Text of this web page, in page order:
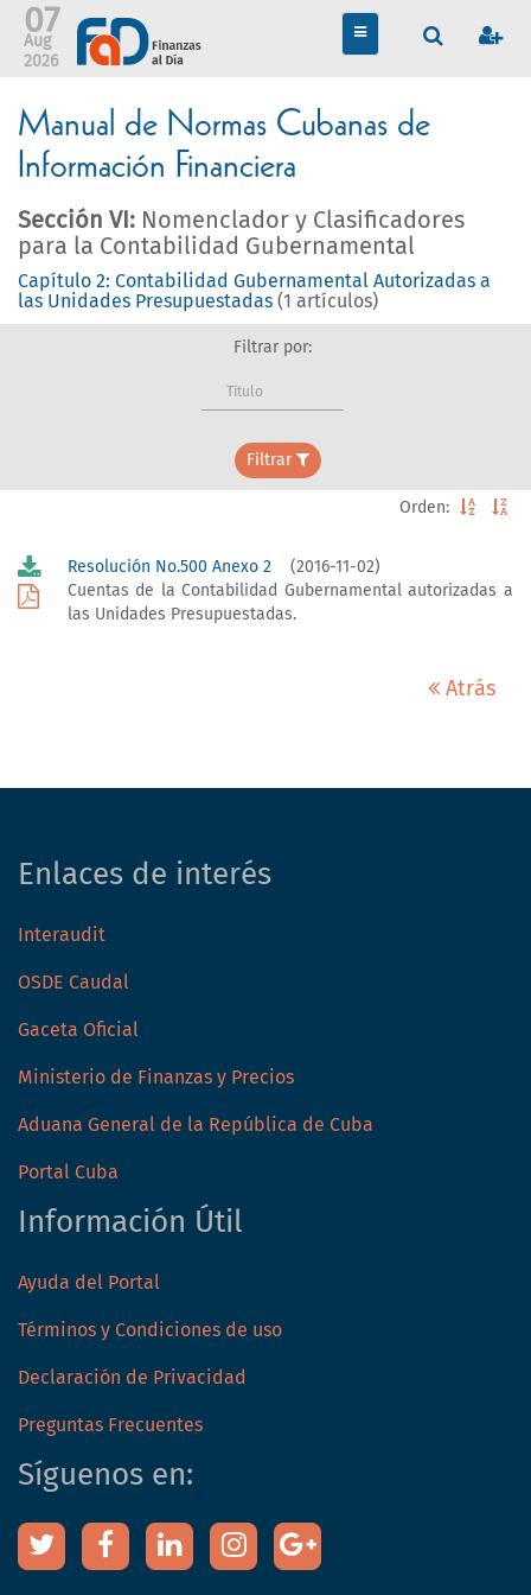
TOGGLE
NAVIGATION
07
Aug
2026
Manual de Normas Cubanas de
Información Financiera
Sección VI: Nomenclador y Clasificadores
para la Contabilidad Gubernamental
Capítulo 2: Contabilidad Gubernamental Autorizadas a
las Unidades Presupuestadas (1 artículos)
Filtrar por:
Título
Filtrar
Orden:
Resolución No.500 Anexo 2(2016-11-02)
Cuentas de la Contabilidad Gubernamental autorizadas a
las Unidades Presupuestadas.
Atrás
Enlaces de interés
Interaudit
OSDE Caudal
Gaceta Oficial
Ministerio de Finanzas y Precios
Aduana General de la República de Cuba
Portal Cuba
Información Útil
Ayuda del Portal
Términos y Condiciones de uso
Declaración de Privacidad
Preguntas Frecuentes
Síguenos en: